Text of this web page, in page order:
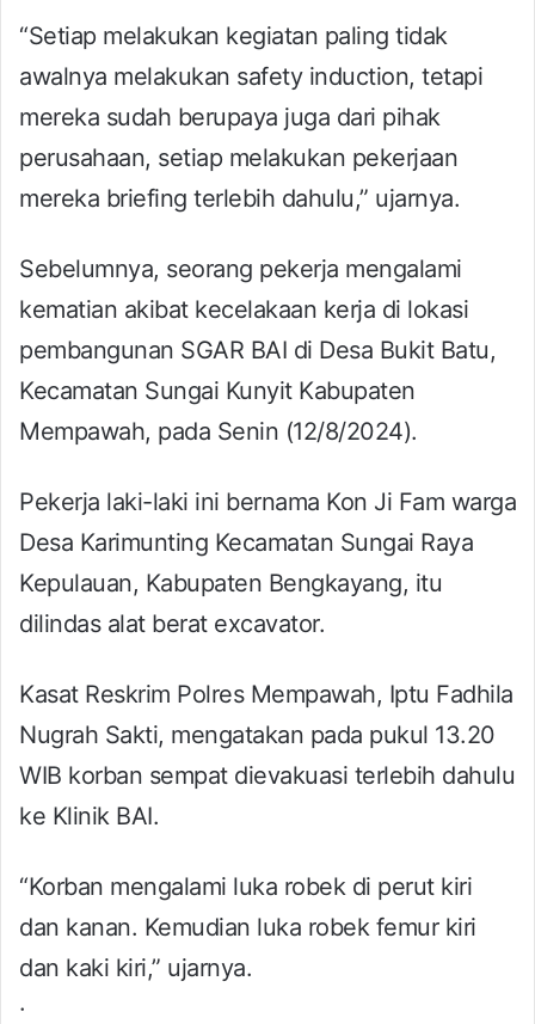
“Setiap melakukan kegiatan paling tidak
awalnya melakukan safety induction, tetapi
mereka sudah berupaya juga dari pihak
perusahaan, setiap melakukan pekerjaan
mereka briefing terlebih dahulu,” ujarnya.
Sebelumnya, seorang pekerja mengalami
kematian akibat kecelakaan kerja di lokasi
pembangunan SGAR BAI di Desa Bukit Batu,
Kecamatan Sungai Kunyit Kabupaten
Mempawah, pada Senin (12/8/2024).
Pekerja laki-laki ini bernama Kon Ji Fam warga
Desa Karimunting Kecamatan Sungai Raya
Kepulauan, Kabupaten Bengkayang, itu
dilindas alat berat excavator.
Kasat Reskrim Polres Mempawah, Iptu Fadhila
Nugrah Sakti, mengatakan pada pukul 13.20
WIB korban sempat dievakuasi terlebih dahulu
ke Klinik BAI.
“Korban mengalami luka robek di perut kiri
dan kanan. Kemudian luka robek femur kiri
dan kaki kiri,” ujarnya.
·